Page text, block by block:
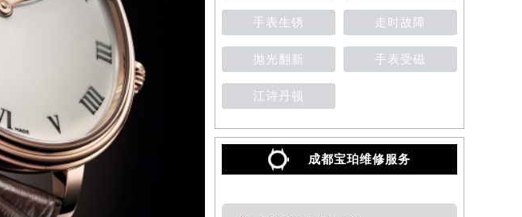
手表生锈 走时故障
抛光翻新 手表受磁
江诗丹顿
成都宝珀维修服务